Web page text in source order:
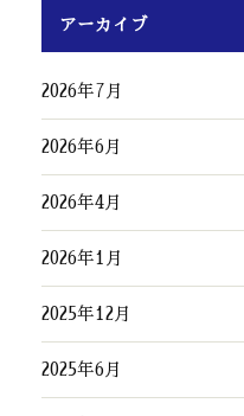
アーカイブ
2026年7月
2026年6月
2026年4月
2026年1月
2025年12月
2025年6月